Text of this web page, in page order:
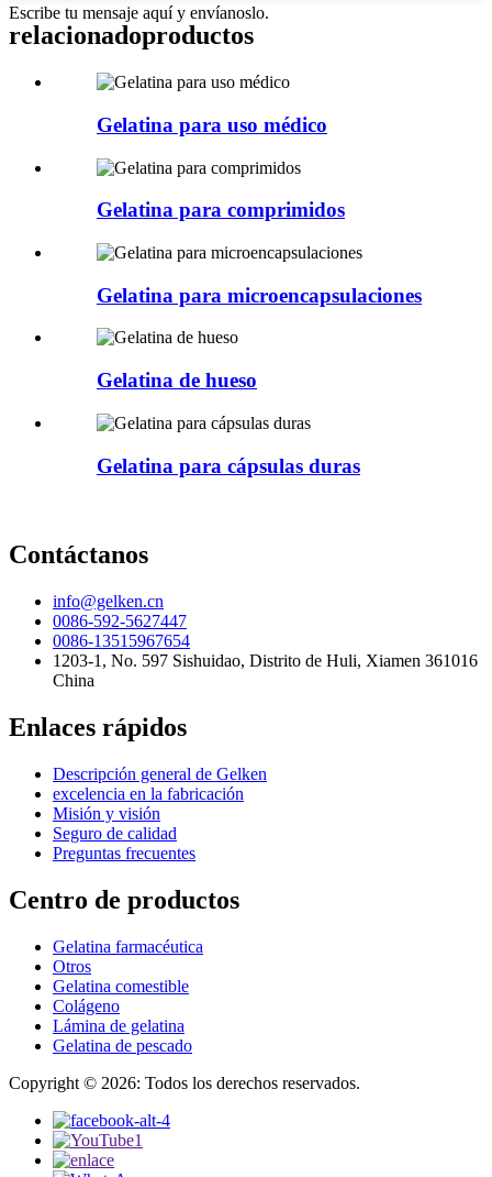
Escribe tu mensaje aquí y envíanoslo.
relacionadoproductos
Gelatina para uso médico
Gelatina para comprimidos
Gelatina para microencapsulaciones
Gelatina de hueso
Gelatina para cápsulas duras
Contáctanos
info@gelken.cn
0086-592-5627447
0086-13515967654
1203-1, No. 597 Sishuidao, Distrito de Huli, Xiamen 361016
China
Enlaces rápidos
Descripción general de Gelken
excelencia en la fabricación
Misión y visión
Seguro de calidad
Preguntas frecuentes
Centro de productos
Gelatina farmacéutica
Otros
Gelatina comestible
Colágeno
Lámina de gelatina
Gelatina de pescado
Copyright © 2026: Todos los derechos reservados.